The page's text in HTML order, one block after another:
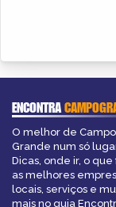
ENCONTRA
O melhor de Campo
Grande num só
Dicas, onde ir, o que
as melhores
locais, serviços e
mais no guia